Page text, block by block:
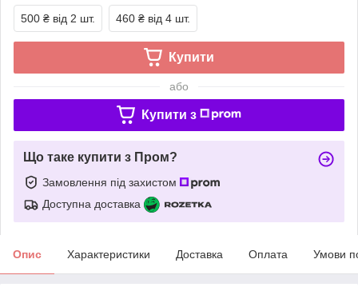
500 ₴ від 2 шт. 460 ₴ від 4 шт.
Купити
або
Купити з
Що таке купити з Пром?
Замовлення під захистом
Доступна доставка
Опис Характеристики Доставка Оплата Умови